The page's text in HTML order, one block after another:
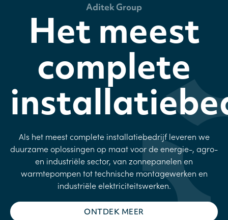
Aditek Group
Het meest
complete
Als het meest complete installatiebedrijf leveren we
duurzame oplossingen op maat voor de energie-, agro-
en industriële sector, van zonnepanelen en
warmtepompen tot technische montagewerken en
industriële elektriciteitswerken.
ONTDEK MEER